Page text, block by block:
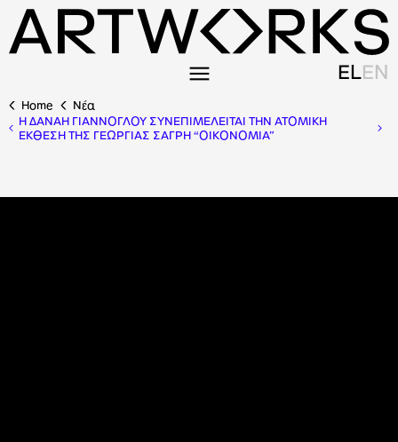
ELEN
Home
Nέα
Η ΔΑΝΑΗ ΓΙΑΝΝΟΓΛΟΥ ΣΥΝΕΠΙΜΕΛΕΙΤΑΙ ΤΗΝ ΑΤΟΜΙΚΗ
ΕΚΘΕΣΗ ΤΗΣ ΓΕΩΡΓΙΑΣ ΣΑΓΡΗ “ΟΙΚΟΝΟΜΙΑ”